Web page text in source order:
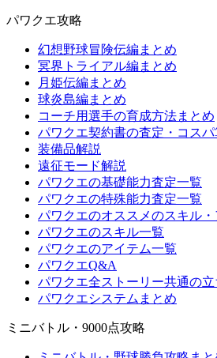
パワクエ攻略
幻想野球冒険伝編まとめ
冥界トライアル編まとめ
月姫伝編まとめ
球炎島編まとめ
コーチ用選手の育成方法まとめ
パワクエ契約書の査定・コス
装備品解説
遠征モード解説
パワクエの基礎能力査定一覧
パワクエの特殊能力査定一覧
パワクエのオススメのスキル・
パワクエのスキル一覧
パワクエのアイテム一覧
パワクエQ&A
パワクエ全ストーリー共通の立
パワクエシステムまとめ
ミニバトル・9000点攻略